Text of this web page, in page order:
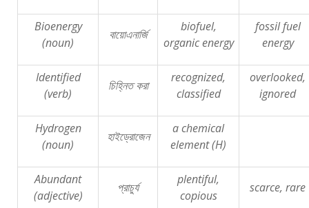
Bioenergy
(noun)
বায়োএনার্জি
biofuel,
organic energy
fossil fuel
energy
Identified
(verb)
চিহ্নিত করা
recognized,
classified
overlooked,
ignored
Hydrogen
(noun)
হাইড্রোজেন
a chemical
element (H)
Abundant
(adjective)
প্রাচুর্য
plentiful,
copious
scarce, rare